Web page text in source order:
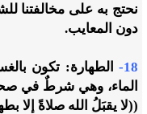
نحتج به على مخالفتنا
دون المعايب.
18-
الطهارة: تكون
الماء، وهي شرطٌ في
((لا يقبَلُ الله صلاةً إلا